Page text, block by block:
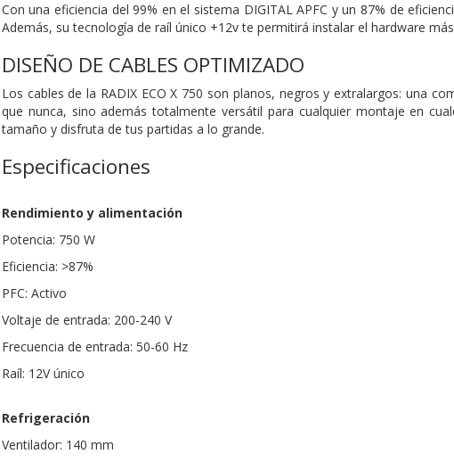
Con una eficiencia del 99% en el sistema DIGITAL APFC y un 87% de
Además, su tecnología de raíl único +12v te permitirá instalar el hardware
DISEÑO DE CABLES OPTIMIZADO
Los cables de la RADIX ECO X 750 son planos, negros y extralargos: una
que nunca, sino además totalmente versátil para cualquier montaje en
tamaño y disfruta de tus partidas a lo grande.
Especificaciones
Rendimiento y alimentación
Potencia: 750 W
Eficiencia: >87%
PFC: Activo
Voltaje de entrada: 200-240 V
Frecuencia de entrada: 50-60 Hz
Raíl: 12V único
Refrigeración
Ventilador: 140 mm